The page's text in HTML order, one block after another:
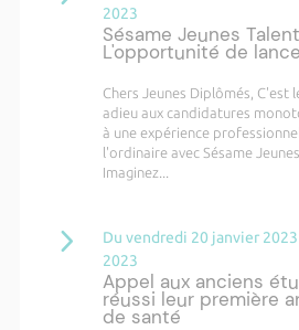
2023
Sésame Jeunes
L'opportunité de
Chers Jeunes Diplômés, C'est
adieu aux candidatures
à une expérience
l'ordinaire avec Sésame
Imaginez...
Du vendredi 20 janvier
2023
Appel aux anciens
réussi leur première
de santé